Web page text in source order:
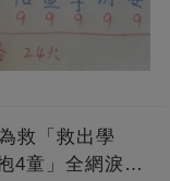
救「救出學
4童」全網淚